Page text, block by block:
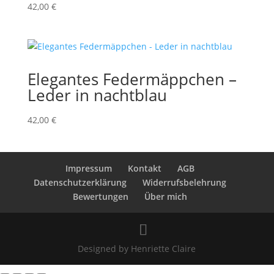
42,00 €
Elegantes Federmäppchen –
Leder in nachtblau
42,00 €
Impressum Kontakt
AGB
Datenschutzerklärung
Widerrufsbelehrung
Bewertungen
Über mich
Designed by Henriette Claire